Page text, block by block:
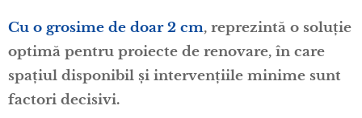
Cu o grosime de doar 2 cm, reprezintă o soluție
optimă pentru proiecte de renovare, în care
spațiul disponibil și intervențiile minime sunt
factori decisivi.